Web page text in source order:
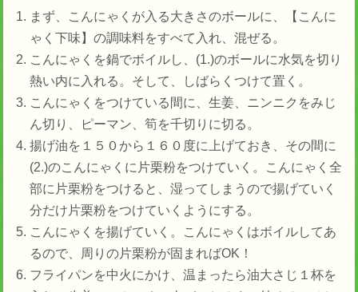
まず、こんにゃくが入る大きさのボールに、【こんに
ゃく下味】の調味料をすべて入れ、混ぜる。
こんにゃくを鍋でボイルし、(1.)のボールに水気を切り
熱い内に入れる。そして、しばらくつけて置く。
こんにゃくをつけている間に、生姜、ニンニクをみじ
ん切り、ピーマン、筍を千切りに切る。
揚げ油を１５０から１６０度に上げておき、その間に
(2.)のこんにゃくに片栗粉をつけていく。こんにゃく全
部に片栗粉をつけると、湿ってしまうので揚げていく
分だけ片栗粉をつけていくようにする。
こんにゃくを揚げていく。こんにゃくはボイルしてあ
るので、周りの片栗粉が固まればOK！
フライパンを中火にかけ、温まったら油大さじ１杯を